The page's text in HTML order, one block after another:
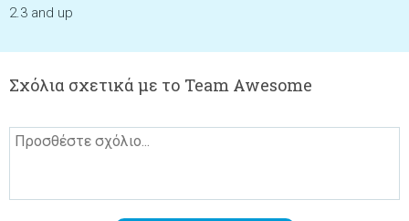
2.3 and up
Σχόλια σχετικά με το Team Awesome